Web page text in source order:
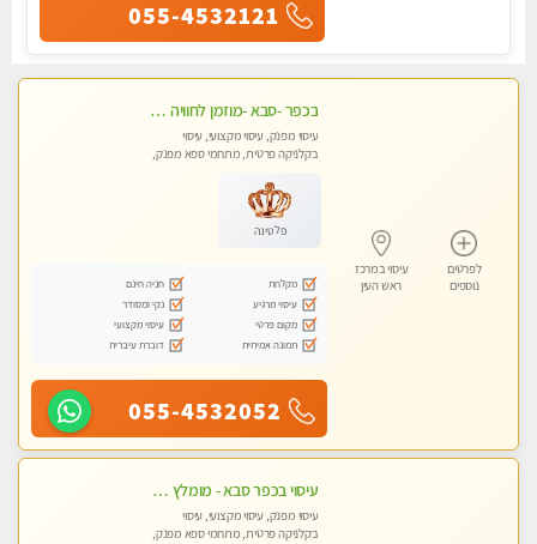
055-4532121
לפרטים
נוספים
עיסוי במרכז
ראש העין
בכפר -סבא -מוזמן לחוויה בלתי נשכחת!!!עיסוי מפנק ביותר מומלץ לחלוטין!!!
עיסוי מפנק, עיסוי מקצועי, עיסוי
בקלניקה פרטית, מתחמי ספא מפנק,
פלטינה
מקלחת
חניה חינם
עיסוי מרגיע
נקי ומסודר
מקום פרטי
עיסוי מקצועי
תמונה אמיתית
דוברת עיברית
055-4532052
עיסוי בכפר סבא - מומלץ לחלוטין!!!! כל סוגי העיסויים מעסה מקצועית ואיכותית פרטי!!!
עיסוי מפנק, עיסוי מקצועי, עיסוי
בקלניקה פרטית, מתחמי ספא מפנק,